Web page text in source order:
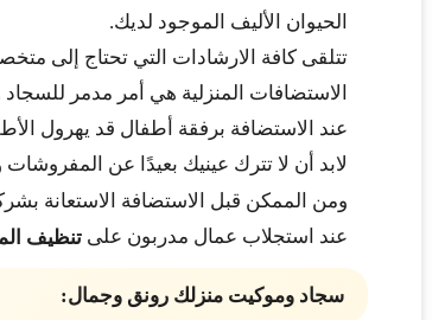
الحيوان الأليف الموجود لديك.
تتلقى كافة الارشادات التي تحتاج إلى
الاستضافات المنزلية هي أمر مدمر
عند الاستضافة برفقة أطفال قد يهرول
لابد أن لا تترك عينيك بعيدًا عن المفروشات
ومن الممكن قبل الاستضافة الاستعانة
عند استجلاب عمال مدربون على تنظيف
سجاد وموكيت منزلك رونق وجمال: